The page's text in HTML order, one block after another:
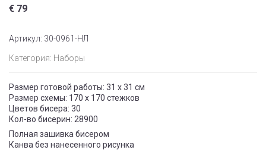
€ 79
Артикул: 30-0961-НЛ
Категория: Наборы
Размер готовой работы: 31 x 31 см
Размер схемы: 170 x 170 стежков
Цветов бисера: 30
Кол-во бисерин: 28900
Полная зашивка бисером
Канва без нанесенного рисунка